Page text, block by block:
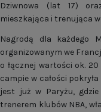
Dziwnowa (lat 17)
mieszkająca i trenująca
Nagrodą dla każdego
organizowanym we
o łącznej wartości ok.
campie w całości
jest już w Paryżu,
trenerem klubów NBA,